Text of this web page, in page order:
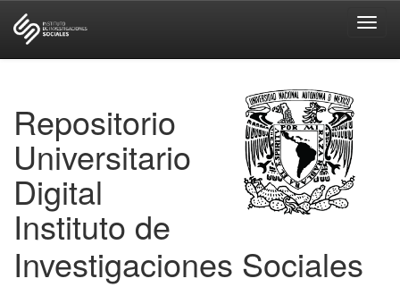
Repositorio
Universitario
Digital
Instituto de
Investigaciones Sociales